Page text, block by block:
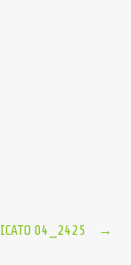
04_2425 →